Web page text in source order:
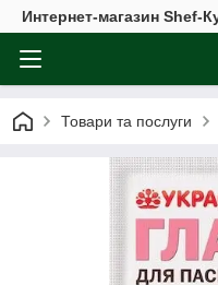
Интернет-магазин Shef-
Товари та послуги